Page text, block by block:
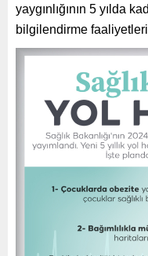
yaygınlığının 5 yılda
bilgilendirme